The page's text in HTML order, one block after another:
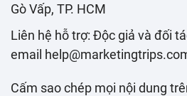
Gò Vấp, TP. HCM
Liên hệ hỗ trợ: Độc giả và đối
email
Cấm sao chép mọi nội dung